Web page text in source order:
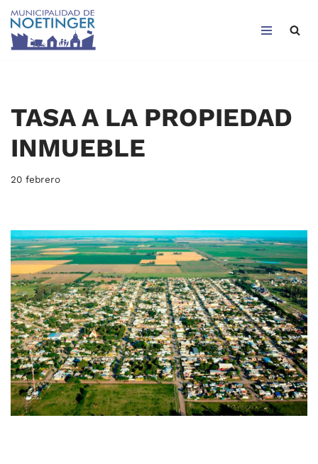
Saltar
TASA A LA PROPIEDAD
INMUEBLE
20 febrero